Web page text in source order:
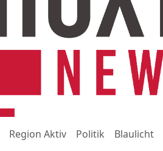
Region Aktiv Politik Blaulicht